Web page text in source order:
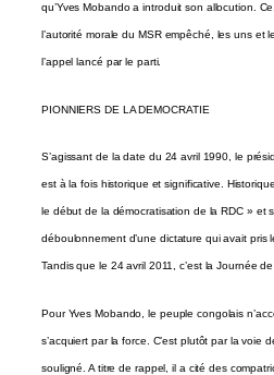
qu’Yves Mobando a introduit son allocution.
l’autorité morale du MSR empêché, les uns et
l’appel lancé par le parti.
PIONNIERS DE LA DEMOCRATIE
S’agissant de la date du 24 avril 1990, le
est à la fois historique et significative.
le début de la démocratisation de la RDC » et
déboulonnement d’une dictature qui avait pris
Tandis que le 24 avril 2011, c’est la Journée
Pour Yves Mobando, le peuple congolais
s’acquiert par la force. C’est plutôt par la voie
souligné. A titre de rappel, il a cité des